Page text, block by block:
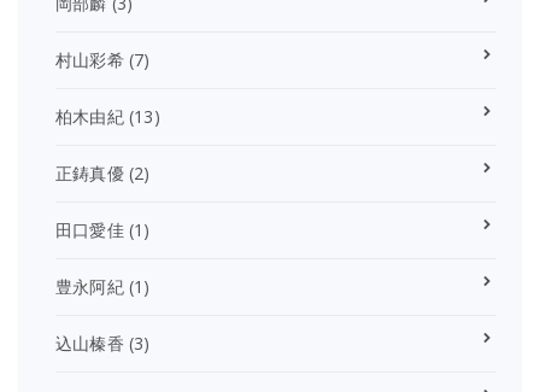
村山彩希(7)
柏木由紀(13)
正鋳真優(2)
田口愛佳(1)
豊永阿紀(1)
込山榛香 (3)